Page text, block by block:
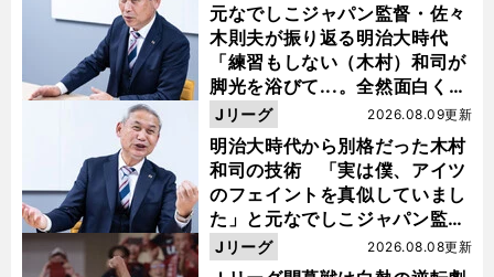
元なでしこジャパン監督・佐々
木則夫が振り返る明治大時代
「練習もしない（木村）和司が
脚光を浴びて...。全然面白くな
い４年間でした」
明治大時代から別格だった木村
和司の技術 「実は僕、アイツ
のフェイントを真似していまし
た」と元なでしこジャパン監
督・佐々木則夫
2026.08.09更新
Jリーグ
2026.08.08更新
Jリーグ